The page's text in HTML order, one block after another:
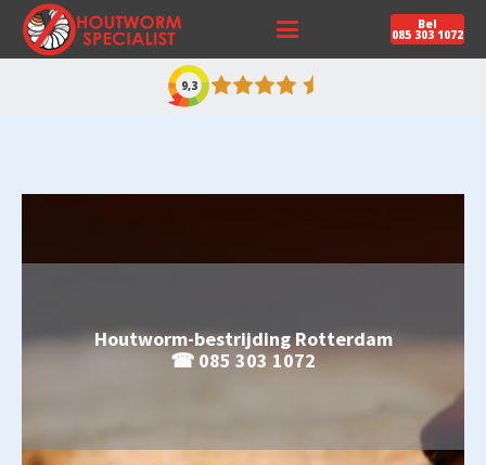
Bel
085 303 1072
9,3
Houtworm-bestrijding Rotterdam
☎ 085 303 1072